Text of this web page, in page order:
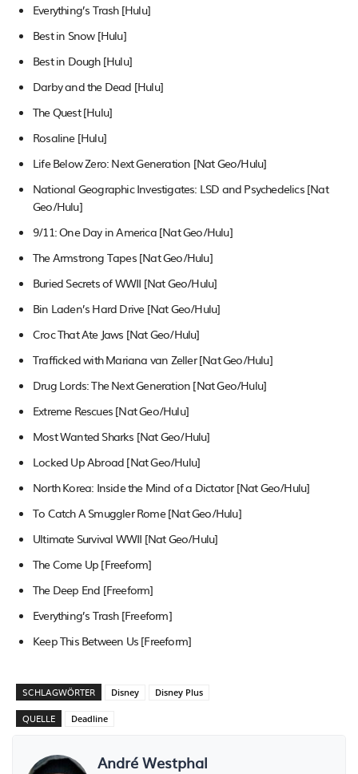
Everything’s Trash [Hulu]
Best in Snow [Hulu]
Best in Dough [Hulu]
Darby and the Dead [Hulu]
The Quest [Hulu]
Rosaline [Hulu]
Life Below Zero: Next Generation [Nat Geo/Hulu]
National Geographic Investigates: LSD and Psychedelics [Nat
Geo/Hulu]
9/11: One Day in America [Nat Geo/Hulu]
The Armstrong Tapes [Nat Geo/Hulu]
Buried Secrets of WWII [Nat Geo/Hulu]
Bin Laden’s Hard Drive [Nat Geo/Hulu]
Croc That Ate Jaws [Nat Geo/Hulu]
Trafficked with Mariana van Zeller [Nat Geo/Hulu]
Drug Lords: The Next Generation [Nat Geo/Hulu]
Extreme Rescues [Nat Geo/Hulu]
Most Wanted Sharks [Nat Geo/Hulu]
Locked Up Abroad [Nat Geo/Hulu]
North Korea: Inside the Mind of a Dictator [Nat Geo/Hulu]
To Catch A Smuggler Rome [Nat Geo/Hulu]
Ultimate Survival WWII [Nat Geo/Hulu]
The Come Up [Freeform]
The Deep End [Freeform]
Everything’s Trash [Freeform]
Keep This Between Us [Freeform]
SCHLAGWÖRTER Disney Disney Plus
QUELLE Deadline
André Westphal